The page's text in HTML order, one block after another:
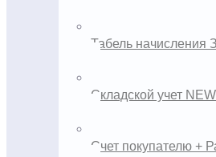
Табель начисления
Складской учет NEW
Счет покупателю +